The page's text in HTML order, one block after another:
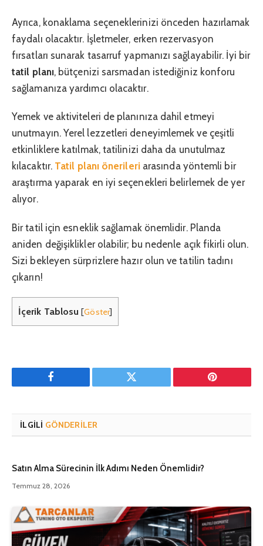
Ayrıca, konaklama seçeneklerinizi önceden hazırlamak
faydalı olacaktır. İşletmeler, erken rezervasyon
fırsatları sunarak tasarruf yapmanızı sağlayabilir. İyi bir
tatil planı, bütçenizi sarsmadan istediğiniz konforu
sağlamanıza yardımcı olacaktır.
Yemek ve aktiviteleri de planınıza dahil etmeyi
unutmayın. Yerel lezzetleri deneyimlemek ve çeşitli
etkinliklere katılmak, tatilinizi daha da unutulmaz
kılacaktır. Tatil planı önerileriarasında yöntemli bir
araştırma yaparak en iyi seçenekleri belirlemek de yer
alıyor.
Bir tatil için esneklik sağlamak önemlidir. Planda
aniden değişiklikler olabilir; bu nedenle açık fikirli olun.
Sizi bekleyen sürprizlere hazır olun ve tatilin tadını
çıkarın!
İçerik Tablosu [Göster]
Facebook Twitter Pinterest'in
İLGILI GÖNDERILER
Satın Alma Sürecinin İlk Adımı Neden Önemlidir?
Temmuz 28, 2026